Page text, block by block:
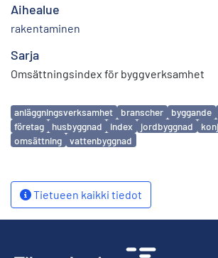
Aihealue
rakentaminen
Sarja
Omsättningsindex för byggverksamhet
Avainsanat
anläggningsverksamhet branscher byggande
företag
husbyggnad index jordbyggnad
omsättning
vattenbyggnad
Tietueen kaikki tiedot